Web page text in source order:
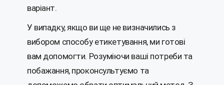
варіант.
У випадку, якщо ви ще не визначились з
вибором способу етикетування, ми готові
вам допомогти. Розуміючи ваші потреби та
побажання, проконсультуємо та